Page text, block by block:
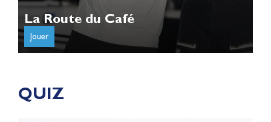
La Route du Café
Jouer
QUIZ